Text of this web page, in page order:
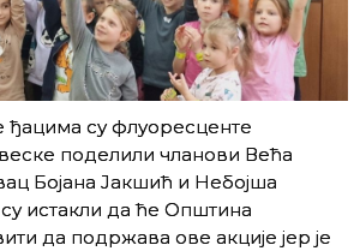
ђацима су флуоресценте
поделили чланови Већа
Бојана Јакшић и Небојша
истакли да ће Општина
да подржава ове акције јер је